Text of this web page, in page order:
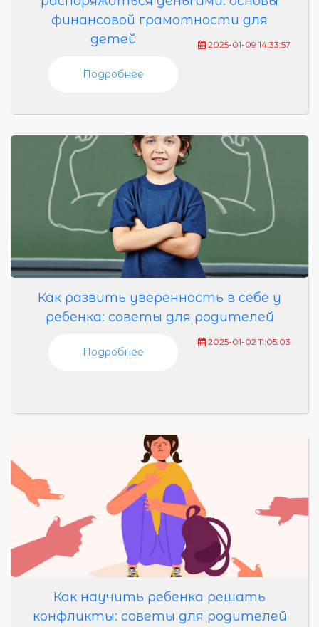
финансовой грамотности для
детей
2025-01-09 14:33:57
Подробнее
Как развить уверенность в себе у
ребенка: советы для родителей
2025-01-02 11:05:03
Подробнее
Как научить ребенка решать
конфликты: советы для родителей